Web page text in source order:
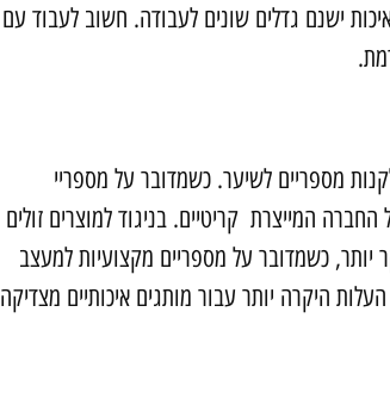
ישנם גדלים שונים לעבודה. חשוב לעבוד עם
מספריים לשיער. כשמדובר על מספריי
המייצרת  קריטיים. בניגוד למוצרים זולים
יותר, כשמדובר על מספריים מקצועיות למעצב
היקרה יותר עבור מותגים איכותיים מצדיקה